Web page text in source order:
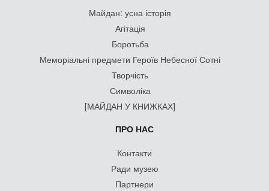
Майдан: усна історія
Агітація
Боротьба
Меморіальні предмети Героїв Небесної Сотні
Творчість
Символіка
[МАЙДАН У КНИЖКАХ]
ПРО НАС
Контакти
Ради музею
Партнери